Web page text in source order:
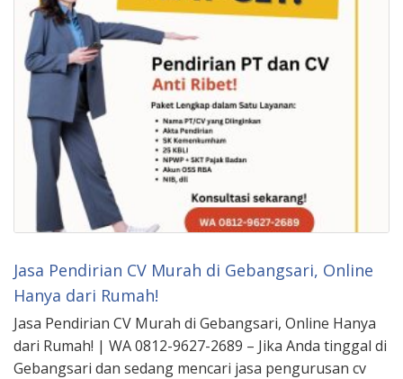
Jasa Pendirian CV Murah di Gebangsari, Online
Hanya dari Rumah!
Jasa Pendirian CV Murah di Gebangsari, Online Hanya
dari Rumah! | WA 0812-9627-2689 – Jika Anda tinggal di
Gebangsari dan sedang mencari jasa pengurusan cv